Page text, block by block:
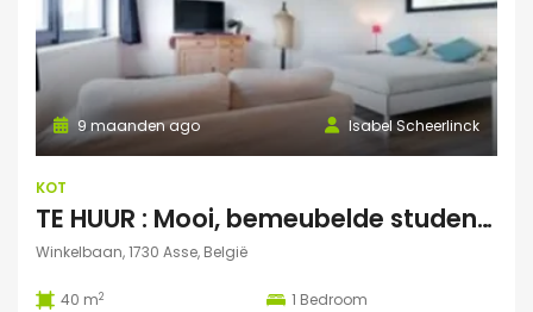
Isabel Scheerlinck
9 maanden ago
KOT
TE HUUR : Mooi, bemeubelde studentenstudio te Asse
Winkelbaan, 1730 Asse, België
40 m2 1 Bedroom